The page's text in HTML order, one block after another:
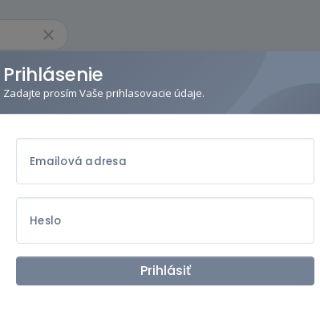
Prihlásenie
Zadajte prosím Vaše prihlasovacie údaje.
Emailová adresa
Heslo
Prihlásiť